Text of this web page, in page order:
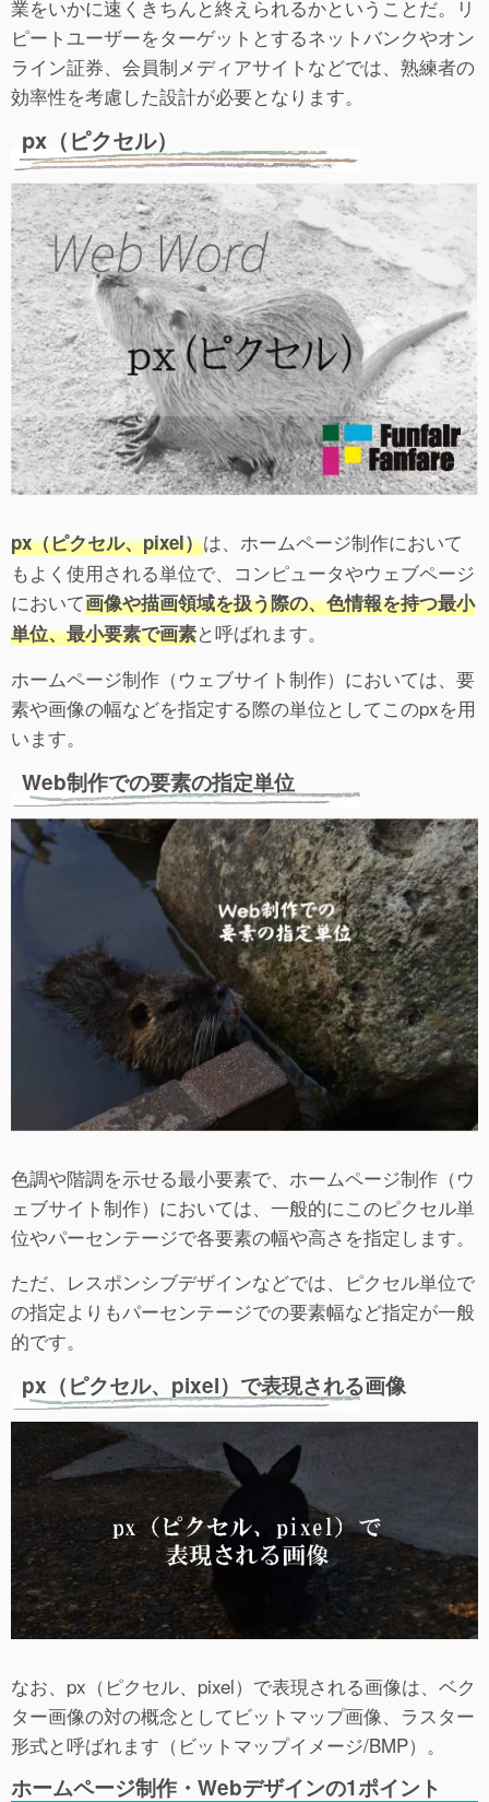
業をいかに速くきちんと終えられるかということだ。リ
ピートユーザーをターゲットとするネットバンクやオン
ライン証券、会員制メディアサイトなどでは、熟練者の
効率性を考慮した設計が必要となります。
px（ピクセル）
px（ピクセル、pixel）は、ホームページ制作において
もよく使用される単位で、コンピュータやウェブページ
において画像や描画領域を扱う際の、色情報を持つ最小
単位、最小要素で画素と呼ばれます。
ホームページ制作（ウェブサイト制作）においては、要
素や画像の幅などを指定する際の単位としてこのpxを用
います。
Web制作での要素の指定単位
色調や階調を示せる最小要素で、ホームページ制作（ウ
ェブサイト制作）においては、一般的にこのピクセル単
位やパーセンテージで各要素の幅や高さを指定します。
ただ、レスポンシブデザインなどでは、ピクセル単位で
の指定よりもパーセンテージでの要素幅など指定が一般
的です。
px（ピクセル、pixel）で表現される画像
なお、px（ピクセル、pixel）で表現される画像は、ベク
ター画像の対の概念としてビットマップ画像、ラスター
形式と呼ばれます（ビットマップイメージ/BMP）。
ホームページ制作・Webデザインの1ポイント